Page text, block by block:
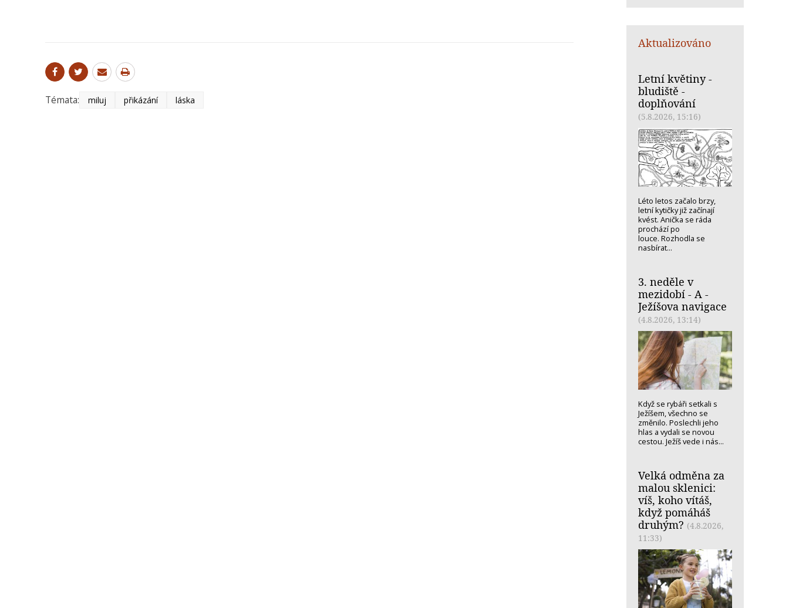
Témata: miluj přikázání láska
Aktualizováno
Letní květiny -
bludiště -
doplňování
(5.8.2026, 15:16)
Léto letos začalo brzy,
letní kytičky již začínají
kvést. Anička se ráda
prochází po
louce. Rozhodla se
nasbírat...
3. neděle v
mezidobí - A -
Ježíšova navigace
(4.8.2026, 13:14)
Když se rybáři setkali s
Ježíšem, všechno se
změnilo. Poslechli jeho
hlas a vydali se novou
cestou. Ježíš vede i nás...
Velká odměna za
malou sklenici:
víš, koho vítáš,
když pomáháš
druhým? (4.8.2026,
11:33)